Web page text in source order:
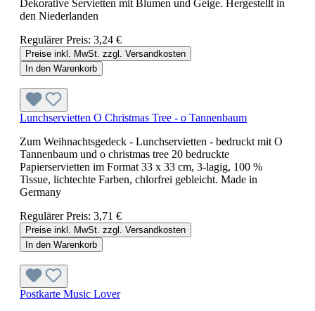
Dekorative Servietten mit Blumen und Geige. Hergestellt in
den Niederlanden
Regulärer Preis: 3,24 €
Preise inkl. MwSt. zzgl. Versandkosten
In den Warenkorb
Lunchservietten O Christmas Tree - o Tannenbaum
Zum Weihnachtsgedeck - Lunchservietten - bedruckt mit O
Tannenbaum und o christmas tree 20 bedruckte
Papierservietten im Format 33 x 33 cm, 3-lagig, 100 %
Tissue, lichtechte Farben, chlorfrei gebleicht. Made in
Germany
Regulärer Preis: 3,71 €
Preise inkl. MwSt. zzgl. Versandkosten
In den Warenkorb
Postkarte Music Lover